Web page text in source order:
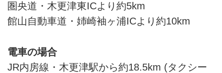
圏央道・木更津東ICより約5km
館山自動車道・姉崎袖ヶ浦ICより約10km
電車の場合
JR内房線・木更津駅から約18.5km (タクシー